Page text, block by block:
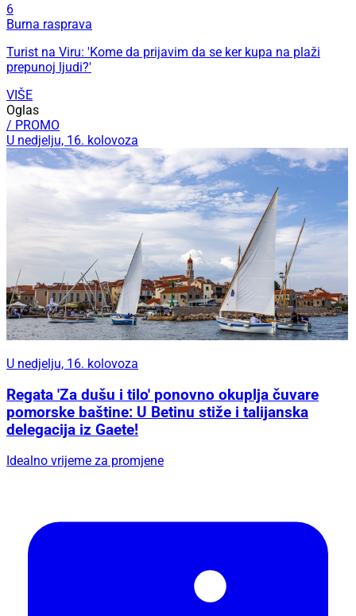
6
Burna rasprava
Turist na Viru: 'Kome da prijavim da se ker kupa na plaži
prepunoj ljudi?'
VIŠE
Oglas
/ PROMO
U nedjelju, 16. kolovoza
U nedjelju, 16. kolovoza
Regata 'Za dušu i tilo' ponovno okuplja čuvare
pomorske baštine: U Betinu stiže i talijanska
delegacija iz Gaete!
Idealno vrijeme za promjene